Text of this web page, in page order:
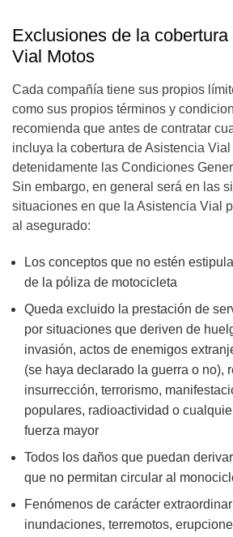
Exclusiones de la
Vial Motos
Cada compañía tiene sus propios
como sus propios términos y
recomienda que antes de contratar
incluya la cobertura de Asistencia
detenidamente las Condiciones
Sin embargo, en general será en las
situaciones en que la Asistencia Vial
al asegurado:
Los conceptos que no estén
de la póliza de motocicleta
Queda excluido la prestación de
por situaciones que deriven de
invasión, actos de enemigos
(se haya declarado la guerra o no),
insurrección, terrorismo,
populares, radioactividad o
fuerza mayor
Todos los daños que puedan
que no permitan circular al
Fenómenos de carácter
inundaciones, terremotos,